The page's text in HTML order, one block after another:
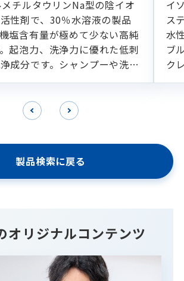
チルタウリンNa型の陰イオ
性剤で、30％水溶液の製品
塩含有量が極めて少ない高純
起泡力、洗浄力に優れた低刺
成分です。シャンプーや洗顔
どの各種洗浄製剤に適してい
イ
ス
水
ブ
ク
製品検索に戻る
オリジナルコンテンツ